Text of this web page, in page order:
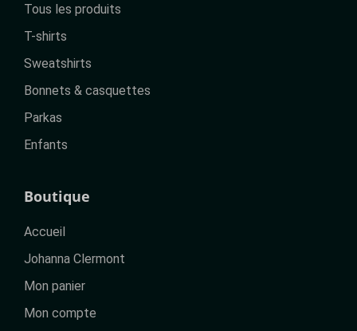
Tous les produits
T-shirts
Sweatshirts
Bonnets & casquettes
Parkas
Enfants
Boutique
Accueil
Johanna Clermont
Mon panier
Mon compte